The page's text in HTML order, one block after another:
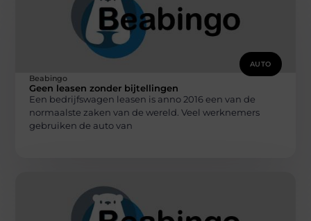
AUTO
Beabingo
Geen leasen zonder bijtellingen
Een bedrijfswagen leasen is anno 2016 een van de
normaalste zaken van de wereld. Veel werknemers
gebruiken de auto van